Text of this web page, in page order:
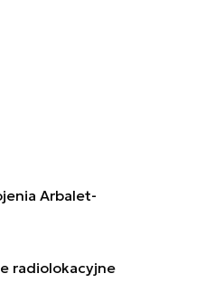
Arbalet-
radiolokacyjne